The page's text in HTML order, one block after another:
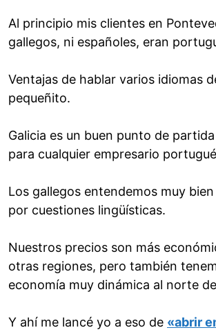
Al principio mis clientes en
gallegos, ni españoles, eran
Ventajas de hablar varios idiomas
pequeñito.
Galicia es un buen punto de
para cualquier empresario
Los gallegos entendemos muy
por cuestiones lingüísticas.
Nuestros precios son más
otras regiones, pero también
economía muy dinámica al norte
Y ahí me lancé yo a eso de «abrir